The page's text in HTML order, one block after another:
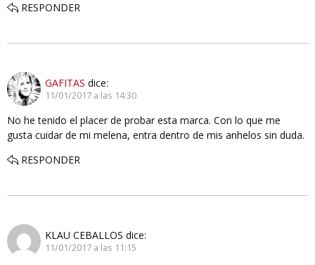
RESPONDER
GAFITAS dice:
11/01/2017 a las 14:30
No he tenido el placer de probar esta marca. Con lo que me
gusta cuidar de mi melena, entra dentro de mis anhelos sin duda.
RESPONDER
KLAU CEBALLOS dice:
11/01/2017 a las 11:15